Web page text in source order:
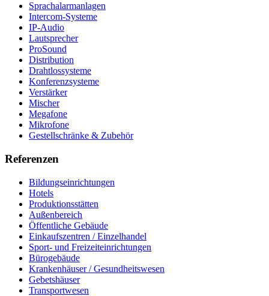
Sprachalarmanlagen
Intercom-Systeme
IP-Audio
Lautsprecher
ProSound
Distribution
Drahtlossysteme
Konferenzsysteme
Verstärker
Mischer
Megafone
Mikrofone
Gestellschränke & Zubehör
Referenzen
Bildungseinrichtungen
Hotels
Produktionsstätten
Außenbereich
Öffentliche Gebäude
Einkaufszentren / Einzelhandel
Sport- und Freizeiteinrichtungen
Bürogebäude
Krankenhäuser / Gesundheitswesen
Gebetshäuser
Transportwesen